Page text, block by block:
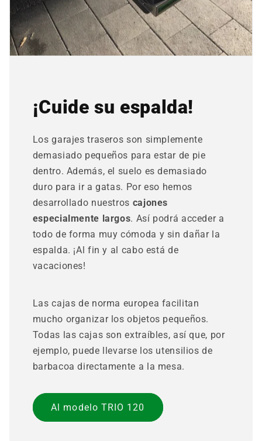
¡Cuide su espalda!
Los garajes traseros son simplemente
demasiado pequeños para estar de pie
dentro. Además, el suelo es demasiado
duro para ir a gatas. Por eso hemos
desarrollado nuestros cajones
especialmente largos. Así podrá acceder a
todo de forma muy cómoda y sin dañar la
espalda. ¡Al fin y al cabo está de
vacaciones!
Las cajas de norma europea facilitan
mucho organizar los objetos pequeños.
Todas las cajas son extraíbles, así que, por
ejemplo, puede llevarse los utensilios de
barbacoa directamente a la mesa.
Al modelo TRIO 120